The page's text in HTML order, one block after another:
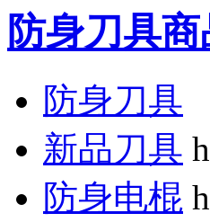
防身刀具
防身刀具
新品刀具
防身电棍